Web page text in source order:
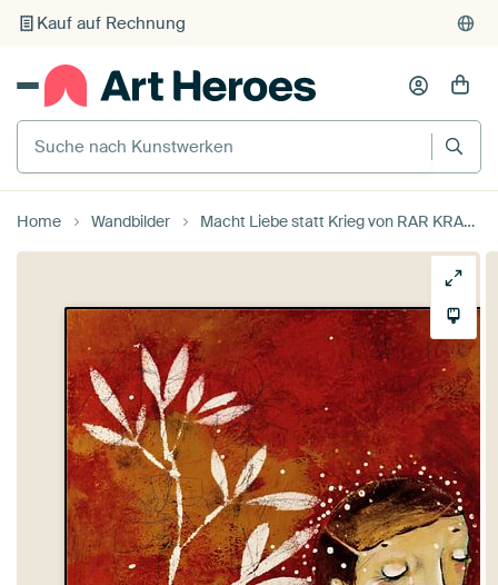
Suche nach Kunstwerken
Home Wandbilder Macht Liebe statt Krieg von RAR KRAMER - Visual poet